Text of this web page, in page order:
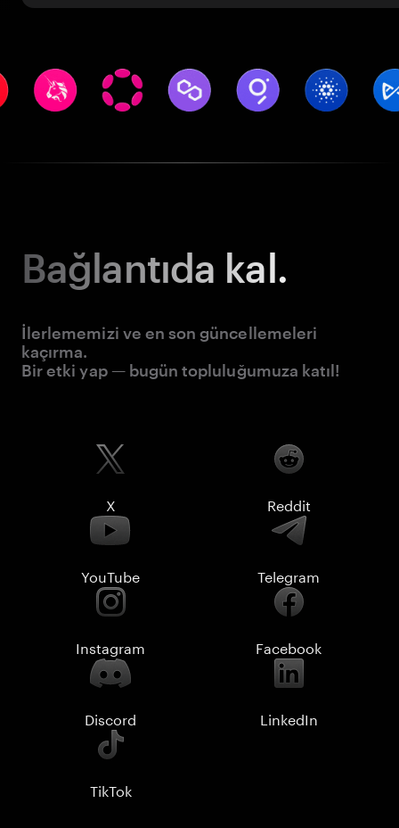
Bağlantıda kal.
İlerlememizi ve en son güncellemeleri
kaçırma.
Bir etki yap — bugün topluluğumuza katıl!
X Reddit
YouTube Telegram
Instagram Facebook
Discord LinkedIn
TikTok